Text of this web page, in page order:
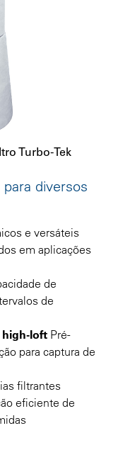
Turbo-Tek
diversos
e versáteis
em aplicações
de
de
loft Pré-
para captura de
filtrantes
eficiente de